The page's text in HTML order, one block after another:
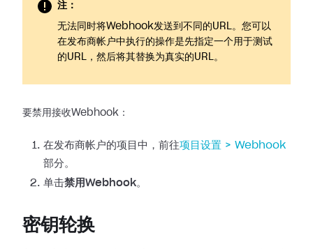
注：
无法同时将Webhook发送到不同的URL。您可以
在发布商帐户中执行的操作是先指定一个用于测试
的URL，然后将其替换为真实的URL。
要禁用接收Webhook：
在发布商帐户的项目中，前往项目设置 > Webhook
部分。
单击禁用Webhook。
密钥轮换